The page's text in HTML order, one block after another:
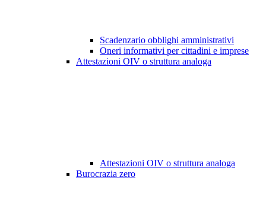
Scadenzario obblighi amministrativi
Oneri informativi per cittadini e imprese
Attestazioni OIV o struttura analoga
Attestazioni OIV o struttura analoga
Burocrazia zero